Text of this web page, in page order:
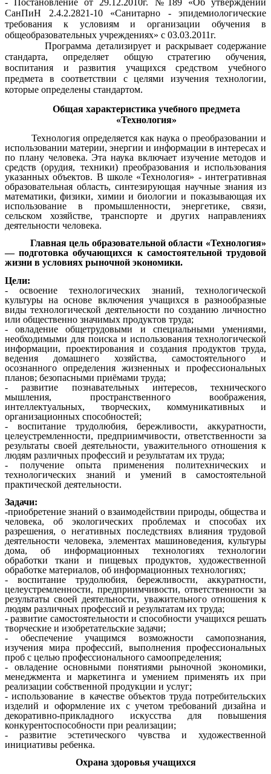
- Постановление от 29.12.2010г. №189 «Об утверждении
СанПиН 2.4.2.2821-10 «Санитарно - эпидемиологические
требования к условиям и организации обучения в
общеобразовательных учреждениях» с 03.03.2011г.
Программа детализирует и раскрывает содержание
стандарта, определяет общую стратегию обучения,
воспитания и развития учащихся средством учебного
предмета в соответствии с целями изучения технологии,
которые определены стандартом.
Общая характеристика учебного предмета
«Технология»
Технология определяется как наука о преобразовании и
использовании материи, энергии и информации в интересах и
по плану человека. Эта наука включает изучение методов и
средств (орудия, техники) преобразования и использования
указанных объектов. В школе «Технология» - интегративная
образовательная область, синтезирующая научные знания из
математики, физики, химии и биологии и показывающая их
использование в промышленности, энергетике, связи,
сельском хозяйстве, транспорте и других направлениях
деятельности человека.
Главная цель образовательной области «Технология»
— подготовка обучающихся к самостоятельной трудовой
жизни в условиях рыночной экономики.
Цели:
- освоение технологических знаний, технологической
культуры на основе включения учащихся в разнообразные
виды технологической деятельности по созданию личностно
или общественно значимых продуктов труда;
- овладение общетрудовыми и специальными умениями,
необходимыми для поиска и использования технологической
информации, проектирования и создания продуктов труда,
ведения домашнего хозяйства, самостоятельного и
осознанного определения жизненных и профессиональных
планов; безопасными приёмами труда;
- развитие познавательных интересов, технического
мышления, пространственного воображения,
интеллектуальных, творческих, коммуникативных и
организационных способностей;
- воспитание трудолюбия, бережливости, аккуратности,
целеустремленности, предприимчивости, ответственности за
результаты своей деятельности, уважительного отношения к
людям различных профессий и результатам их труда;
- получение опыта применения политехнических и
технологических знаний и умений в самостоятельной
практической деятельности.
Задачи:
-приобретение знаний о взаимодействии природы, общества и
человека, об экологических проблемах и способах их
разрешения, о негативных последствиях влияния трудовой
деятельности человека, элементах машиноведения, культуры
дома, об информационных технологиях технологии
обработки ткани и пищевых продуктов, художественной
обработке материалов, об информационных технологиях;
- воспитание трудолюбия, бережливости, аккуратности,
целеустремленности, предприимчивости, ответственности за
результаты своей деятельности, уважительного отношения к
людям различных профессий и результатам их труда;
- развитие самостоятельности и способности учащихся решать
творческие и изобретательские задачи;
- обеспечение учащимся возможности самопознания,
изучения мира профессий, выполнения профессиональных
проб с целью профессионального самоопределения;
- овладение основными понятиями рыночной экономики,
менеджмента и маркетинга и умением применять их при
реализации собственной продукции и услуг;
- использование в качестве объектов труда потребительских
изделий и оформление их с учетом требований дизайна и
декоративно-прикладного искусства для повышения
конкурентоспособности при реализации;
- развитие эстетического чувства и художественной
инициативы ребенка.
Охрана здоровья учащихся